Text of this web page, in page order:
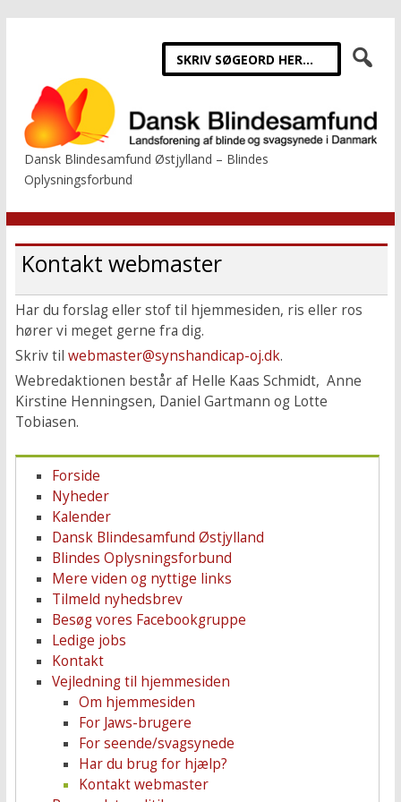
Dansk Blindesamfund Østjylland – Blindes
Oplysningsforbund
Kontakt webmaster
Har du forslag eller stof til hjemmesiden, ris eller ros
hører vi meget gerne fra dig.
Skriv til webmaster@synshandicap-oj.dk.
Webredaktionen består af Helle Kaas Schmidt, Anne
Kirstine Henningsen, Daniel Gartmann og Lotte
Tobiasen.
Forside
Nyheder
Kalender
Dansk Blindesamfund Østjylland
Blindes Oplysningsforbund
Mere viden og nyttige links
Tilmeld nyhedsbrev
Besøg vores Facebookgruppe
Ledige jobs
Kontakt
Vejledning til hjemmesiden
Om hjemmesiden
For Jaws-brugere
For seende/svagsynede
Har du brug for hjælp?
Kontakt webmaster